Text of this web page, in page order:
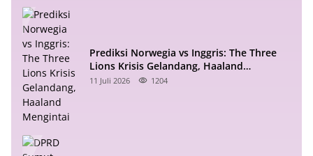
Prediksi Norwegia vs Inggris: The Three
Lions Krisis Gelandang, Haaland
Mengintai
11 Juli 2026 1204